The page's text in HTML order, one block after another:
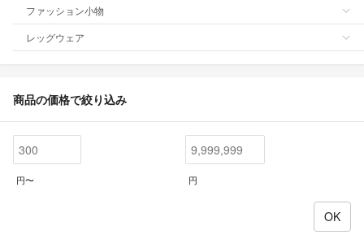
ファッション小物
レッグウェア
商品の価格で絞り込み
円〜 円